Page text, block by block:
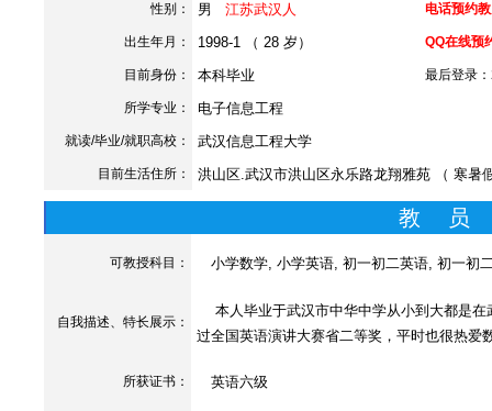
性别： 男 江苏武汉人 电话预约
出生年月： 1998-1 （ 28 岁） QQ在线预
目前身份： 本科毕业 最后登录
所学专业： 电子信息工程
就读/毕业/就职高校： 武汉信息工程大学
目前生活住所： 洪山区.武汉市洪山区永乐路龙翔雅苑 （ 寒暑
教 员
可教授科目： 小学数学, 小学英语, 初一初二英语, 初一初
自我描述、特长展示 ：
本人毕业于武汉市中华中学从小到大都是在
过全国英语演讲大赛省二等奖，平时也很热爱
所获证书 ： 英语六级